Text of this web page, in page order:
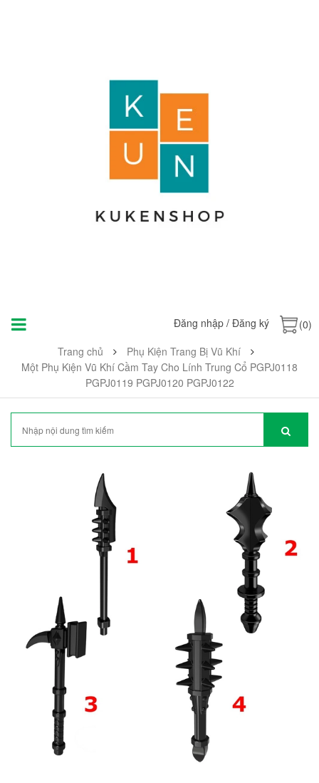
Đăng nhập / Đăng ký
(0)
Trang chủ
Phụ Kiện Trang Bị Vũ Khí
Một Phụ Kiện Vũ Khí Cầm Tay Cho Lính Trung Cổ PGPJ0118
PGPJ0119 PGPJ0120 PGPJ0122